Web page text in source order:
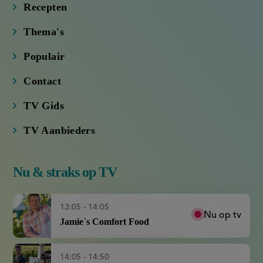
Thema's
Populair
Contact
TV Gids
TV Aanbieders
Jamie´s Comfort Food
14:05 - 14:50
De Worsten van Babel on Tour